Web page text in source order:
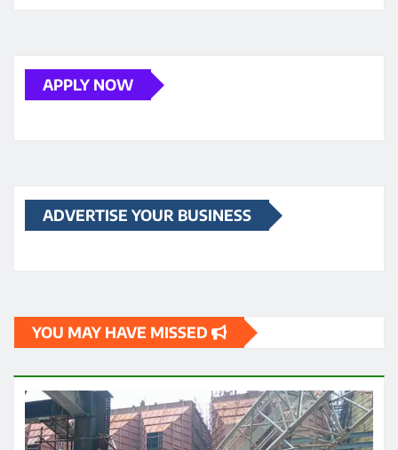
APPLY NOW
ADVERTISE YOUR BUSINESS
YOU MAY HAVE MISSED